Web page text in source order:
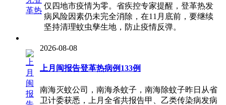
仅四地市疫情为零。省疾控专家提醒，登革热发
病风险因素仍未完全消除，在11月底前，要继续
坚持清理蚊虫孳生地，防止疫情反弹。
2026-08-08
上月闽报告登革热病例133例
南海灭蚊公司，南海杀蚊子，南海除蚊子昨日从省
卫计委获悉，上月全省共报告甲、乙类传染病发病